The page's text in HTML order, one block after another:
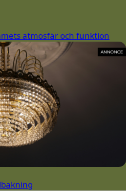
atmosfär och funktion